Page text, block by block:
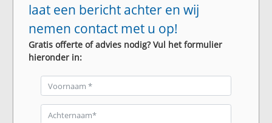
laat een bericht achter en wij
nemen contact met u op!
Gratis offerte of advies nodig? Vul het formulier
hieronder in: